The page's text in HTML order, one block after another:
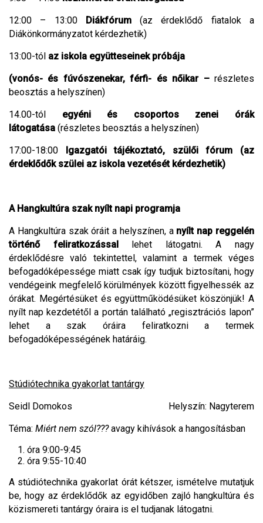
12:00 – 13:00 Diákfórum(az érdeklődő fiatalok a
Diákönkormányzatot kérdezhetik)
13:00-tól az iskola együtteseinek próbája
(vonós- és fúvószenekar, férfi- és nőikar – részletes
beosztás a helyszínen)
14.00-tól egyéni és csoportos zenei órák
látogatása (részletes beosztás a helyszínen)
17:00-18:00 Igazgatói tájékoztató, szülői fórum (az
érdeklődők szülei az iskola vezetését kérdezhetik)
A Hangkultúra szak nyílt napi programja
A Hangkultúra szak óráit a helyszínen, a nyílt nap reggelén
történő feliratkozássallehet látogatni. A nagy
érdeklődésre való tekintettel, valamint a termek véges
befogadóképessége miatt csak így tudjuk biztosítani, hogy
vendégeink megfelelő körülmények között figyelhessék az
órákat. Megértésüket és együttműködésüket köszönjük! A
nyílt nap kezdetétől a portán található „regisztrációs lapon”
lehet a szak óráira feliratkozni a termek
befogadóképességének határáig.
Stúdiótechnika gyakorlat tantárgy
Seidl Domokos Helyszín: Nagyterem
Téma: Miért nem szól???avagy kihívások a hangosításban
óra 9:00-9:45
óra 9:55-10:40
A stúdiótechnika gyakorlat órát kétszer, ismételve mutatjuk
be, hogy az érdeklődők az egyidőben zajló hangkultúra és
közismereti tantárgy óraira is el tudjanak látogatni.